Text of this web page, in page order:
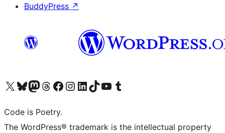
BuddyPress ↗
Visit our X (formerly Twitter) account
ഞങ്ങളുടെ ബ്ലൂസ്കൈ അക്കൗണ്ട് സന്ദർശിക്കുക
Visit our Mastodon account
ഞങ്ങളുടെ ത്രെഡ്സ് അക്കൗണ്ട് സന്ദർശിക്കുക
Visit our Facebook page
Visit our Instagram account
Visit our LinkedIn account
ഞങ്ങളുടെ ടിക് ടോക് അക്കൗണ്ട് സന്ദർശിക്കുക
Visit our YouTube channel
ഞങ്ങളുടെ ടംബ്ലർ അക്കൗണ്ട് സന്ദർശിക്കുക
Code is Poetry.
The WordPress® trademark is the intellectual property